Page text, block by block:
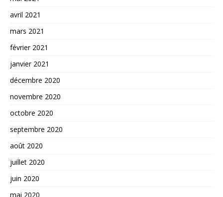
avril 2021
mars 2021
février 2021
janvier 2021
décembre 2020
novembre 2020
octobre 2020
septembre 2020
août 2020
juillet 2020
juin 2020
mai 2020